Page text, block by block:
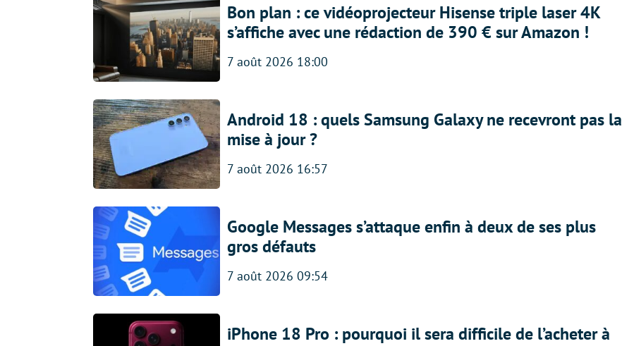
Bon plan : ce vidéoprojecteur Hisense triple laser 4K
s’affiche avec une rédaction de 390 € sur Amazon !
7 août 2026 18:00
Android 18 : quels Samsung Galaxy ne recevront pas la
mise à jour ?
7 août 2026 16:57
Google Messages s’attaque enfin à deux de ses plus
gros défauts
7 août 2026 09:54
iPhone 18 Pro : pourquoi il sera difficile de l’acheter à